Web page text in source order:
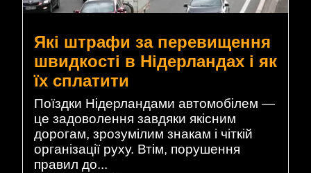
Які штрафи за перевищення
швидкості в Нідерландах і як
їх сплатити
Поїздки Нідерландами автомобілем —
це задоволення завдяки якісним
дорогам, зрозумілим знакам і чіткій
організації руху. Втім, порушення
правил до...